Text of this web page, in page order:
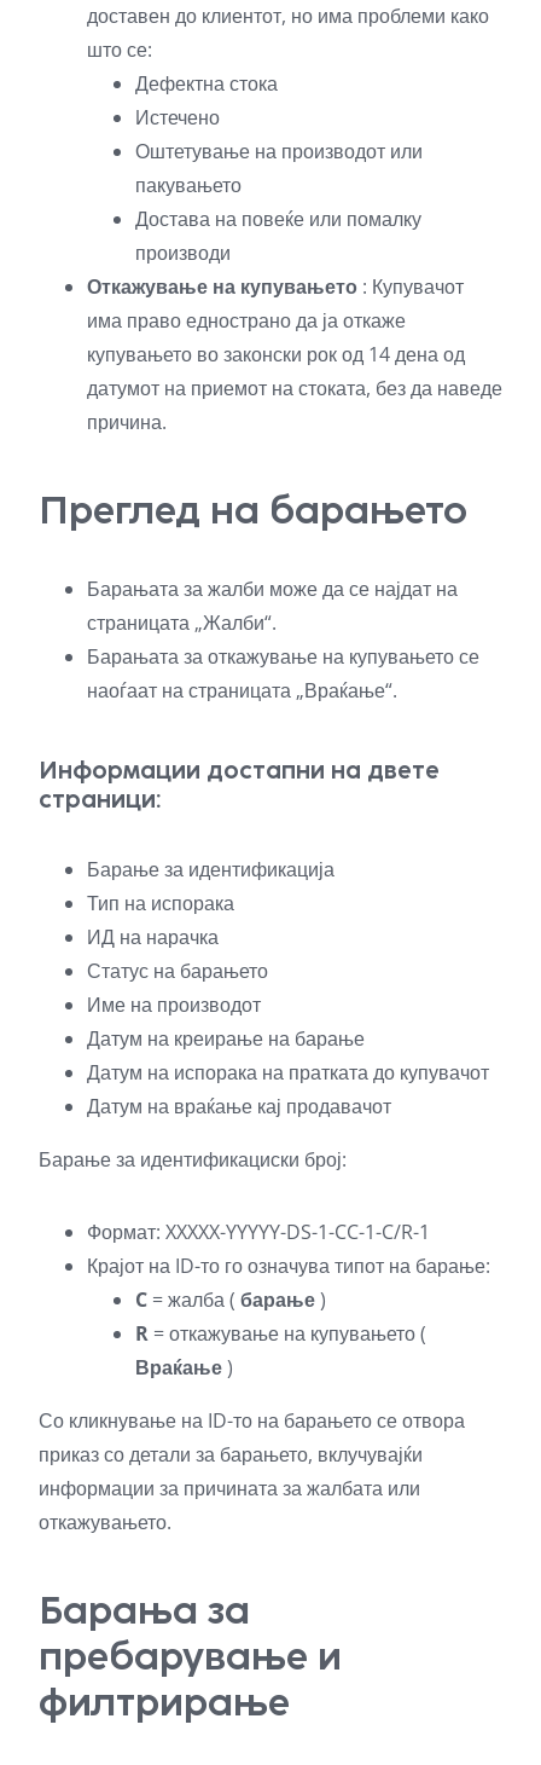
доставен до клиентот, но има проблеми како
што се:
Дефектна стока
Истечено
Оштетување на производот или
пакувањето
Достава на повеќе или помалку
производи
Откажување на купувањето : Купувачот
има право еднострано да ја откаже
купувањето во законски рок од 14 дена од
датумот на приемот на стоката, без да наведе
причина.
Преглед на барањето
Барањата за жалби може да се најдат на
страницата „Жалби“.
Барањата за откажување на купувањето се
наоѓаат на страницата „Враќање“.
Информации достапни на двете
страници:
Барање за идентификација
Тип на испорака
ИД на нарачка
Статус на барањето
Име на производот
Датум на креирање на барање
Датум на испорака на пратката до купувачот
Датум на враќање кај продавачот
Барање за идентификациски број:
Формат: XXXXX-YYYYY-DS-1-CC-1-C/R-1
Крајот на ID-то го означува типот на барање:
C = жалба ( барање)
R = откажување на купувањето (
Враќање)
Со кликнување на ID-то на барањето се отвора
приказ со детали за барањето, вклучувајќи
информации за причината за жалбата или
откажувањето.
Барања за
пребарување и
филтрирање